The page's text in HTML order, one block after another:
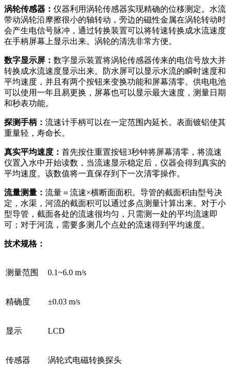
涡轮传感器： 仪器利用涡轮传感器实现精确的位移测定。水流
带动涡轮沿摩擦很小的轴转动，旁边的磁性金属在涡轮转动时
会产生电信号脉冲，通过转换装置可以将转速转换成水流速度
在手柄屏幕上显示出来。涡轮的清洗非常方便。
数字显示屏： 数字显示装置将涡轮传感器传来的电信号放大并
转换成水流速度显示出来。防水屏可以显示水流的瞬时速度和
平均速度，并且有两个按钮来变换功能和屏幕清零。供电电池
可以使用一年且易更换，屏幕也可以显示最大速度，测量日期
和秒表功能。
探测手柄： 流速计手柄可以在一定范围内延长。表面镀铝使其
重量轻，寿命长。
真实平均速度： 首先按住重置按钮3秒钟将屏幕清零，将流速
仪置入水中开始读数，当流速显示稳定后，仪器会得到真实的
平均速度。该数值将一直保存到下一次清零操作。
流量测量： 流量＝流速×横断面面积。导管的截面积由型号决
定，水渠，河流的截面积可以通过多点测量计算出来。对于小
型导管，截面各处的流速很均匀，只需测一处的平均流速即
可；对于河流，需要多测几个点处的流速得到平均速度。
技术规格：
测量范围 0.1~6.0 m/s
精确度 ±0.03 m/s
显示 LCD
传感器 涡轮式电磁转换探头